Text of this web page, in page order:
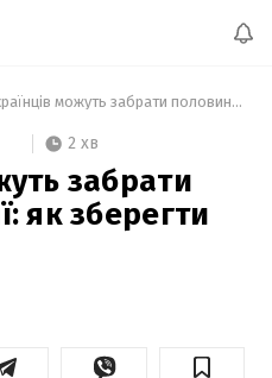
В українців можуть забрати половину пенсії: як зберегти свої виплати
2 хв
забрати
як зберегти